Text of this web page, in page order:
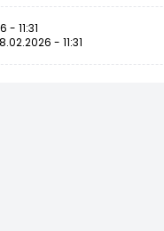
- 11:31
- 11:31